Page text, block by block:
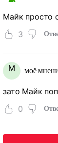
Майк просто
3
М моё
зато Майк
0